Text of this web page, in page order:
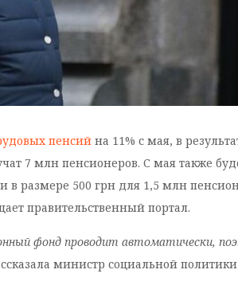
пенсий на 11% с мая, в
7 млн пенсионеров. С мая также
в размере 500 грн для 1,5 млн
правительственный портал.
фонд проводит автоматически,
министр социальной